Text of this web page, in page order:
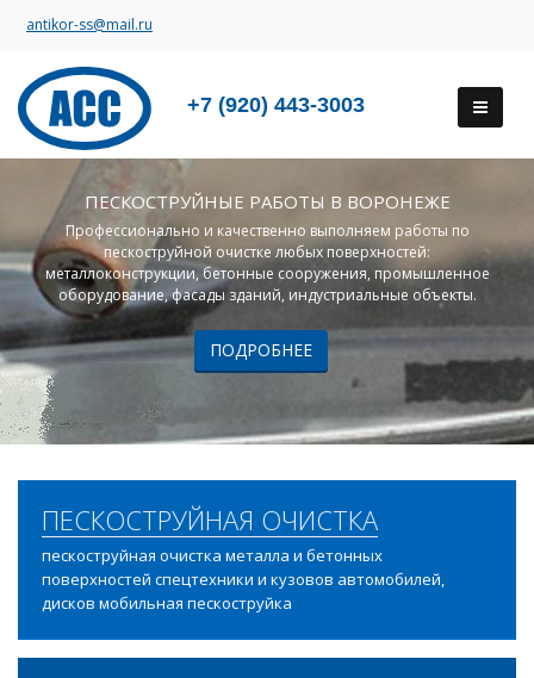
antikor-ss@mail.ru
+7 (920) 443-3003
ПЕСКОСТРУЙНЫЕ РАБОТЫ В ВОРОНЕЖЕ
Профессионально и качественно выполняем работы по
пескоструйной очистке любых поверхностей:
металлоконструкции, бетонные сооружения, промышленное
оборудование, фасады зданий, индустриальные объекты.
ПОДРОБНЕЕ
ПЕСКОСТРУЙНАЯ ОЧИСТКА
пескоструйная очистка металла и бетонных
поверхностей спецтехники и кузовов автомобилей,
дисков мобильная пескоструйка